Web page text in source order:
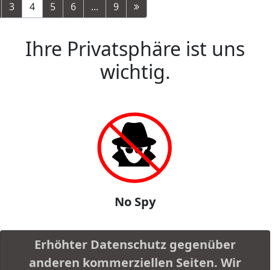
3 4 5 6 ... 9
Ihre Privatsphäre ist uns
wichtig.
No Spy
Erhöhter Datenschutz gegenüber
anderen kommerziellen Seiten. Wir